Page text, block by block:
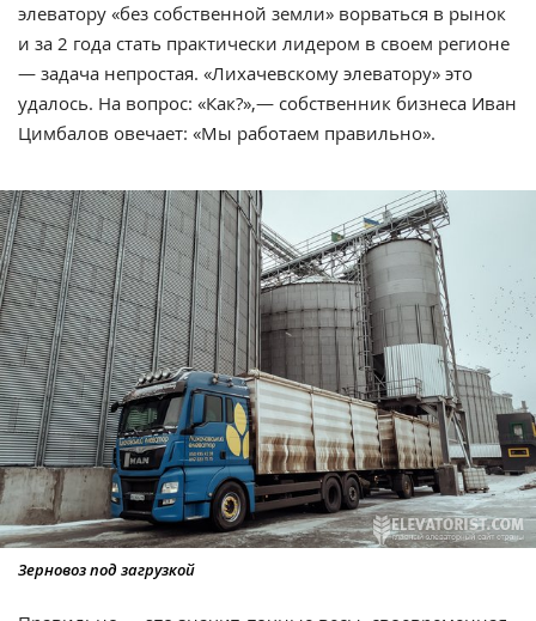
элеватору «без собственной земли» ворваться в рынок
и за 2 года стать практически лидером в своем регионе
— задача непростая. «Лихачевскому элеватору» это
удалось. На вопрос: «Как?»,— собственник бизнеса Иван
Цимбалов овечает: «Мы работаем правильно».
Зерновоз под загрузкой